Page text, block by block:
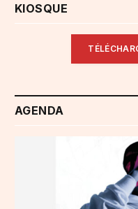
KIOSQUE
AGENDA